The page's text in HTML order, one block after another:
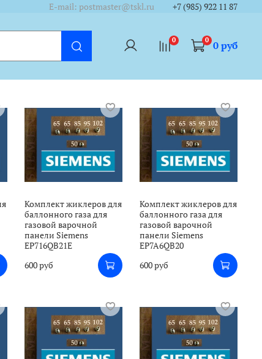
E-mail: postmaster@tskl.ru +7 (985) 922 11 87
0 0 0 руб
Комплект жиклеров для
баллонного газа для
газовой варочной
панели Siemens
EP716QB21E
600 руб
Комплект жиклеров для
баллонного газа для
газовой варочной
панели Siemens
EP7A6QB20
600 руб
www.tskl.ru&theme=dark&lang=ru"/></a>
www.tskl.ru&theme=dark&lang=ru"/></a>